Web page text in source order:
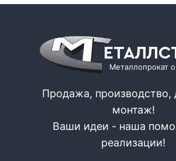
Металлопрокат
Продажа, производство,
монтаж!
Ваши идеи - наша
реализации!